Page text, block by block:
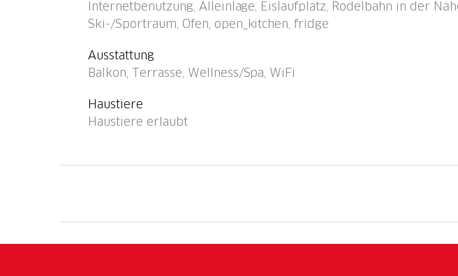
4.3 km, Eisfeld 4.2 km, Kinderspielplatz 4.2 km. Der Besitzer
Jugendgruppen. Bitte beachten: Ferienwohnung Ref. CH1881.20.1
dem gleichen Grundstück. Die Nachbarschaft ist sehr lärmempfindlich.
Benehmen wird erwartet.
Internetbenutzung, Alleinlage, Eislaufplatz, Rodelbahn in der
Ski-/Sportraum, Ofen, open_kitchen, fridge
Ausstattung
Balkon, Terrasse, Wellness/Spa, WiFi
Haustiere
Haustiere erlaubt